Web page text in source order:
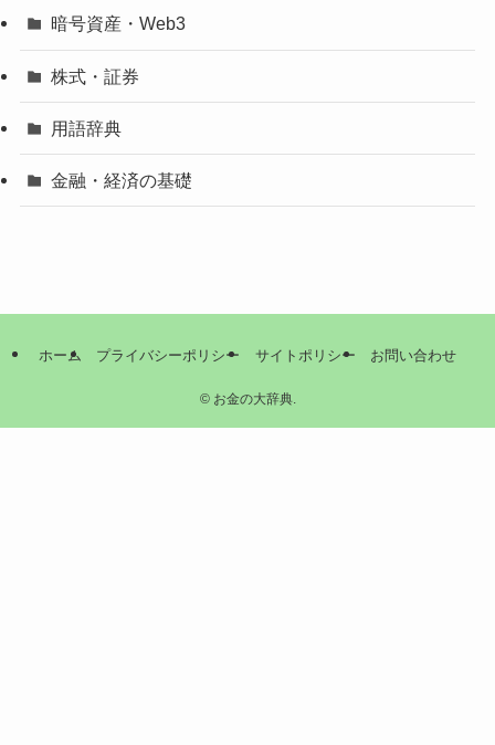
暗号資産・Web3
株式・証券
用語辞典
金融・経済の基礎
ホーム プライバシーポリシー サイトポリシー お問い合わせ
©お金の大辞典.